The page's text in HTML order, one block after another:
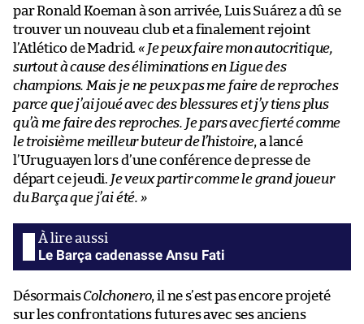
par Ronald Koeman à son arrivée, Luis Suárez a dû se
trouver un nouveau club et a finalement rejoint
l’Atlético de Madrid.« Je peux faire mon autocritique,
surtout à cause des éliminations en Ligue des
champions. Mais je ne peux pas me faire de reproches
parce que j’ai joué avec des blessures et j’y tiens plus
qu’à me faire des reproches. Je pars avec fierté comme
le troisième meilleur buteur de l’histoire, a lancé
l’Uruguayen lors d’une conférence de presse de
départ ce jeudi. Je veux partir comme le grand joueur
du Barça que j’ai été. »
Le Barça cadenasse Ansu Fati
DésormaisColchonero, il ne s’est pas encore projeté
sur les confrontations futures avec ses anciens